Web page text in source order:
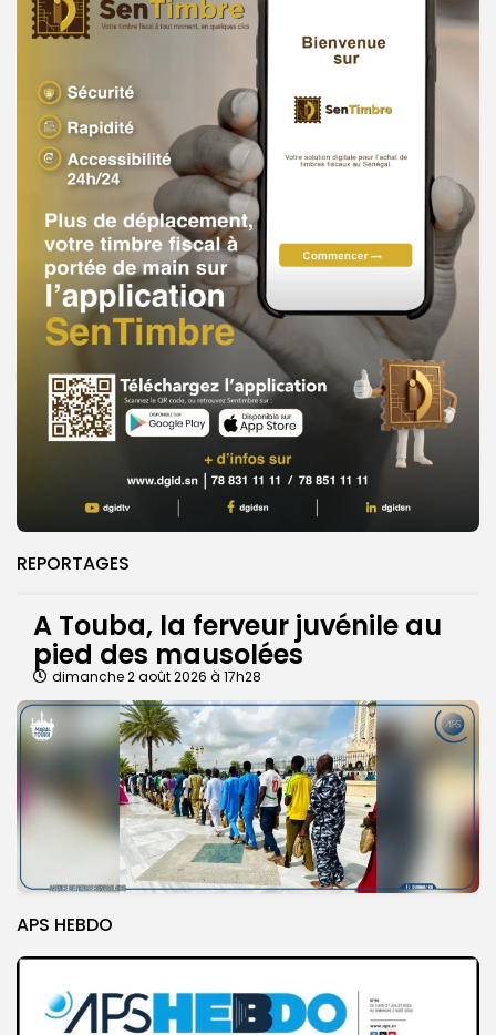
REPORTAGES
A Touba, la ferveur juvénile au
pied des mausolées
dimanche 2 août 2026 à 17h28
APS HEBDO